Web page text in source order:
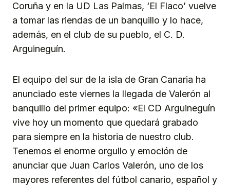
Coruña y en la UD Las Palmas, ‘El Flaco’ vuelve
a tomar las riendas de un banquillo y lo hace,
además, en el club de su pueblo, el C. D.
Arguineguín.
El equipo del sur de la isla de Gran Canaria ha
anunciado este viernes la llegada de Valerón al
banquillo del primer equipo: «El CD Arguineguín
vive hoy un momento que quedará grabado
para siempre en la historia de nuestro club.
Tenemos el enorme orgullo y emoción de
anunciar que Juan Carlos Valerón, uno de los
mayores referentes del fútbol canario, español y